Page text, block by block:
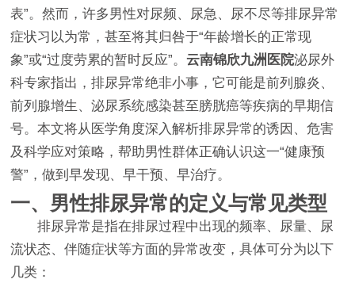
表”。然而，许多男性对尿频、尿急、尿不尽等排尿异常
症状习以为常，甚至将其归咎于“年龄增长的正常现
象”或“过度劳累的暂时反应”。云南锦欣九洲医院泌尿外
科专家指出，排尿异常绝非小事，它可能是前列腺炎、
前列腺增生、泌尿系统感染甚至膀胱癌等疾病的早期信
号。本文将从医学角度深入解析排尿异常的诱因、危害
及科学应对策略，帮助男性群体正确认识这一“健康预
警”，做到早发现、早干预、早治疗。
一、男性排尿异常的定义与常见类型
排尿异常是指在排尿过程中出现的频率、尿量、尿
流状态、伴随症状等方面的异常改变，具体可分为以下
几类：